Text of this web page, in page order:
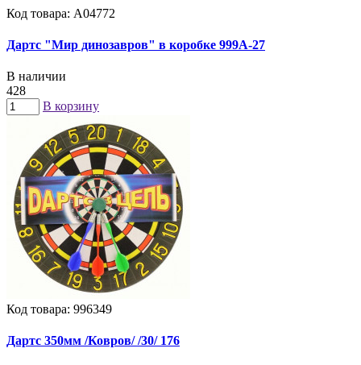
Код товара: А04772
Дартс "Мир динозавров" в коробке 999A-27
В наличии
428
В корзину
Код товара: 996349
Дартс 350мм /Ковров/ /30/ 176